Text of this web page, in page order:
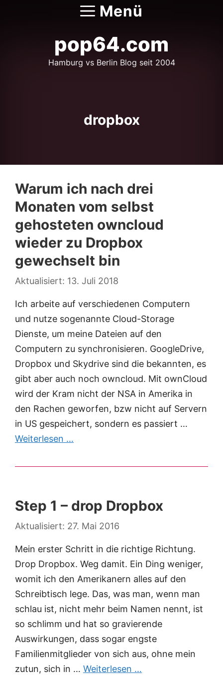
Menü
pop64.com
Hamburg vs Berlin Blog seit 2004
dropbox
Warum ich nach drei
Monaten vom selbst
gehosteten owncloud
wieder zu Dropbox
gewechselt bin
13. Juli 2018
Ich arbeite auf verschiedenen Computern
und nutze sogenannte Cloud-Storage
Dienste, um meine Dateien auf den
Computern zu synchronisieren. GoogleDrive,
Dropbox und Skydrive sind die bekannten, es
gibt aber auch noch owncloud. Mit ownCloud
wird der Kram nicht der NSA in Amerika in
den Rachen geworfen, bzw nicht auf Servern
in US gespeichert, sondern es passiert …
Weiterlesen …
Step 1 – drop Dropbox
27. Mai 2016
Mein erster Schritt in die richtige Richtung.
Drop Dropbox. Weg damit. Ein Ding weniger,
womit ich den Amerikanern alles auf den
Schreibtisch lege. Das, was man, wenn man
schlau ist, nicht mehr beim Namen nennt, ist
so schlimm und hat so gravierende
Auswirkungen, dass sogar engste
Familienmitglieder von sich aus, ohne mein
zutun, sich in … Weiterlesen …